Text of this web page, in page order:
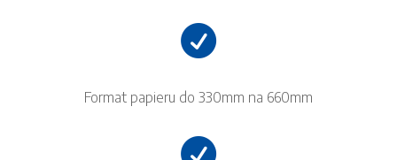

Format papieru do 330mm na 660mm